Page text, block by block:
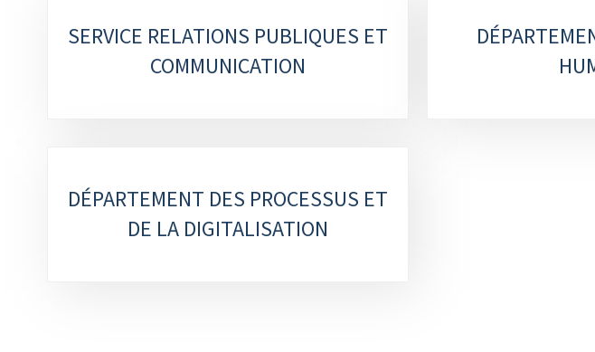
rubriques
SERVICE RELATIONS PUBLIQUES ET
COMMUNICATION
DÉPARTEMENT DES PROCESSUS ET
DE LA DIGITALISATION